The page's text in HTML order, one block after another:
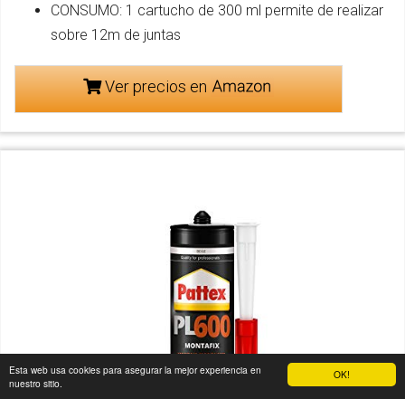
OK!
Esta web usa cookies para asegurar la mejor experiencia en
nuestro sitio.
CONSUMO: 1 cartucho de 300 ml permite de realizar
sobre 12m de juntas
Ver precios en